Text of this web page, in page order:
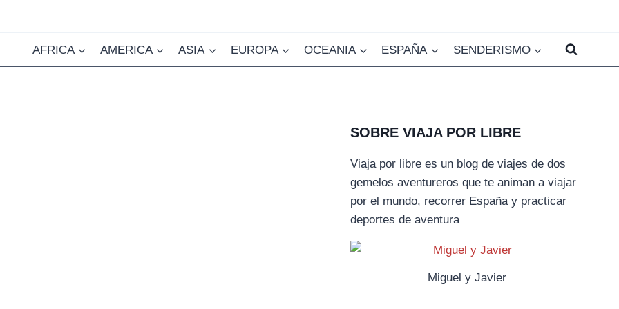
AFRICA AMERICA ASIA EUROPA OCEANIA ESPAÑA SENDERISMO
SOBRE VIAJA POR LIBRE
Viaja por libre es un blog de viajes de dos
gemelos aventureros que te animan a viajar
por el mundo, recorrer España y practicar
deportes de aventura
Miguel y Javier